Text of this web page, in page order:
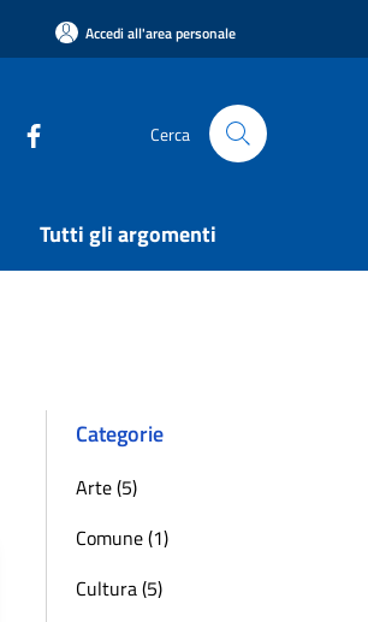
Accedi all'area personale
Cerca
Tutti gli argomenti
Categorie
Arte (5)
Comune (1)
Cultura (5)